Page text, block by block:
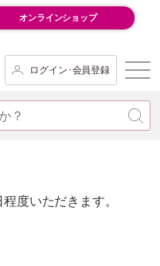
オンラインショップ
ログイン･会員登録
度いただきます。